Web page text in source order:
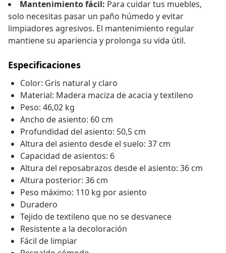
Mantenimiento fácil: Para cuidar tus muebles,
solo necesitas pasar un paño húmedo y evitar
limpiadores agresivos. El mantenimiento regular
mantiene su apariencia y prolonga su vida útil.
Especificaciones
Color: Gris natural y claro
Material: Madera maciza de acacia y textileno
Peso: 46,02 kg
Ancho de asiento: 60 cm
Profundidad del asiento: 50,5 cm
Altura del asiento desde el suelo: 37 cm
Capacidad de asientos: 6
Altura del reposabrazos desde el asiento: 36 cm
Altura posterior: 36 cm
Peso máximo: 110 kg por asiento
Duradero
Tejido de textileno que no se desvanece
Resistente a la decoloración
Fácil de limpiar